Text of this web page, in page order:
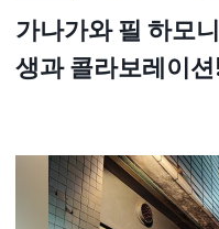
가나가와 필 하모
생과 콜라보레이